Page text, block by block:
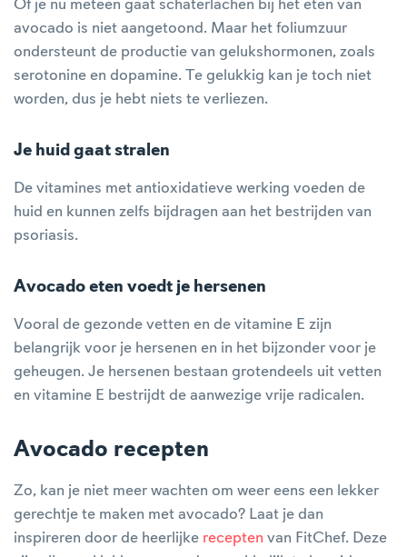
Of je nu meteen gaat schaterlachen bij het eten van
avocado is niet aangetoond. Maar het foliumzuur
ondersteunt de productie van gelukshormonen, zoals
serotonine en dopamine. Te gelukkig kan je toch niet
worden, dus je hebt niets te verliezen.
Je huid gaat stralen
De vitamines met antioxidatieve werking voeden de
huid en kunnen zelfs bijdragen aan het bestrijden van
psoriasis.
Avocado eten voedt je hersenen
Vooral de gezonde vetten en de vitamine E zijn
belangrijk voor je hersenen en in het bijzonder voor je
geheugen. Je hersenen bestaan grotendeels uit vetten
en vitamine E bestrijdt de aanwezige vrije radicalen.
Avocado recepten
Zo, kan je niet meer wachten om weer eens een lekker
gerechtje te maken met avocado? Laat je dan
inspireren door de heerlijke recepten van FitChef. Deze